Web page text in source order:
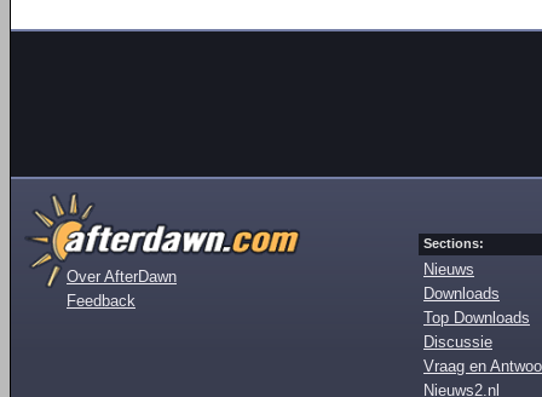
Over AfterDawn
Feedback
Sections:
Nieuws
Downloads
Top Downloads
Discussie
Vraag en
Nieuws2.nl